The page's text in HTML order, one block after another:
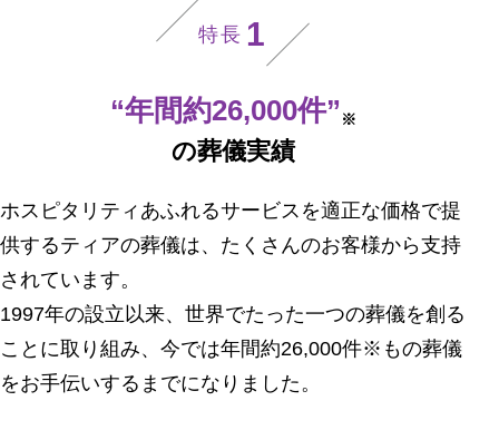
特長 1
“年間約26,000件” ※
の葬儀実績
ホスピタリティあふれるサービスを適正な価格で提
供するティアの葬儀は、たくさんのお客様から支持
されています。
1997年の設立以来、世界でたった一つの葬儀を創る
ことに取り組み、今では年間約26,000件※もの葬儀
をお手伝いするまでになりました。